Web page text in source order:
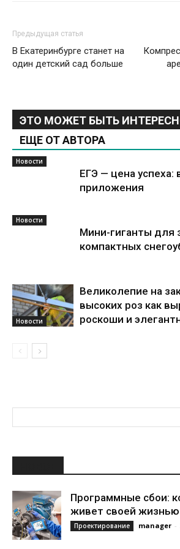
Предыдущая статья
В Екатеринбурге станет на
один детский сад больше
ЭТО МОЖЕТ БЫТЬ
ЕЩЕ ОТ АВТОРА
Новости
ЕГЭ — цена успеха:
приложения
Новости
Мини-гиганты для
компактных
Новости
Великолепие на
высоких роз как
роскоши и
Программные сбои:
живет своей жизнью
Проектирование manager -